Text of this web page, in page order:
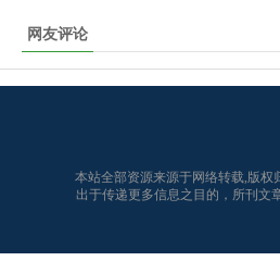
网友评论
本站全部资源来源于网络转载,版
出于传递更多信息之目的，所刊文